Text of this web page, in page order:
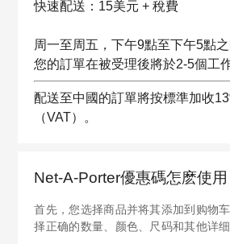
快速配送：15美元 + 稅費
周一至周五，下午9點至下午5點
您的訂單在被受理後將於2-5個工
配送至中國的訂單將按標準加收
（VAT）。
Net-A-Porter優惠碼怎麽使用
首先，您选择商品并将其添加到购物
择正确的数量、颜色、尺码和其他详细